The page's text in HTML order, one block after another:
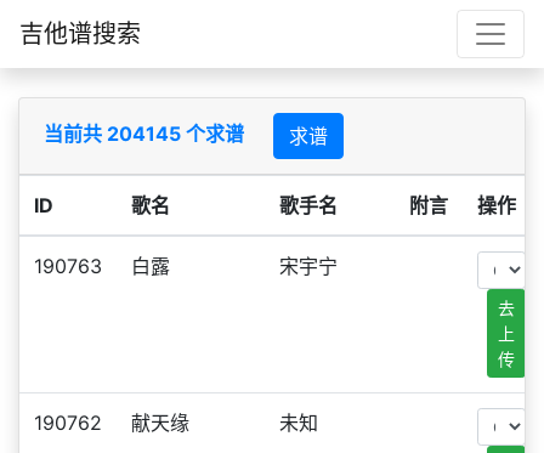
吉他谱搜索
当前共 204145 个求谱 求谱
ID 歌名 歌手名 附言 操作
190763 白露 宋宇宁
去
上
传
190762 献天缘 未知